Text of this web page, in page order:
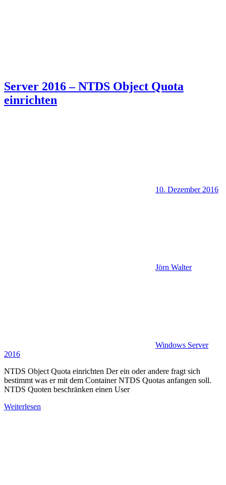
Server 2016 – NTDS Object Quota
einrichten
10. Dezember 2016
Jörn Walter
Windows Server
2016
NTDS Object Quota einrichten Der ein oder andere fragt sich
bestimmt was er mit dem Container NTDS Quotas anfangen soll.
NTDS Quoten beschränken einen User
Weiterlesen